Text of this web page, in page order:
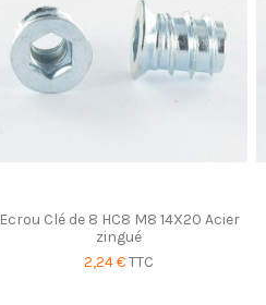
Ecrou Clé de 8 HC8 M8 14X20 Acier
zingué
2,24 €TTC